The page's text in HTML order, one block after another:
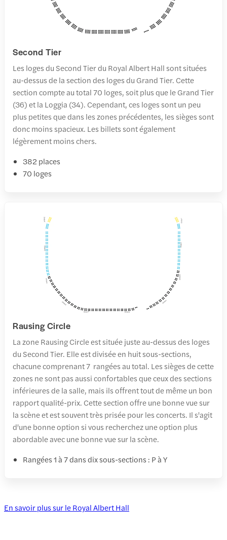
Second Tier
Les loges du Second Tier du Royal Albert Hall sont situées
au-dessus de la section des loges du Grand Tier. Cette
section compte au total 70 loges, soit plus que le Grand Tier
(36) et la Loggia (34). Cependant, ces loges sont un peu
plus petites que dans les zones précédentes, les sièges sont
donc moins spacieux. Les billets sont également
légèrement moins chers.
382 places
70 loges
Rausing Circle
La zone Rausing Circle est située juste au-dessus des loges
du Second Tier. Elle est divisée en huit sous-sections,
chacune comprenant 7 rangées au total. Les sièges de cette
zones ne sont pas aussi confortables que ceux des sections
inférieures de la salle, mais ils offrent tout de même un bon
rapport qualité-prix. Cette section offre une bonne vue sur
la scène et est souvent très prisée pour les concerts. Il s'agit
d'une bonne option si vous recherchez une option plus
abordable avec une bonne vue sur la scène.
Rangées 1 à 7 dans dix sous-sections : P à Y
En savoir plus sur le Royal Albert Hall